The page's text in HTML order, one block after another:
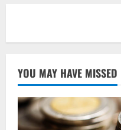
YOU MAY HAVE MISSED